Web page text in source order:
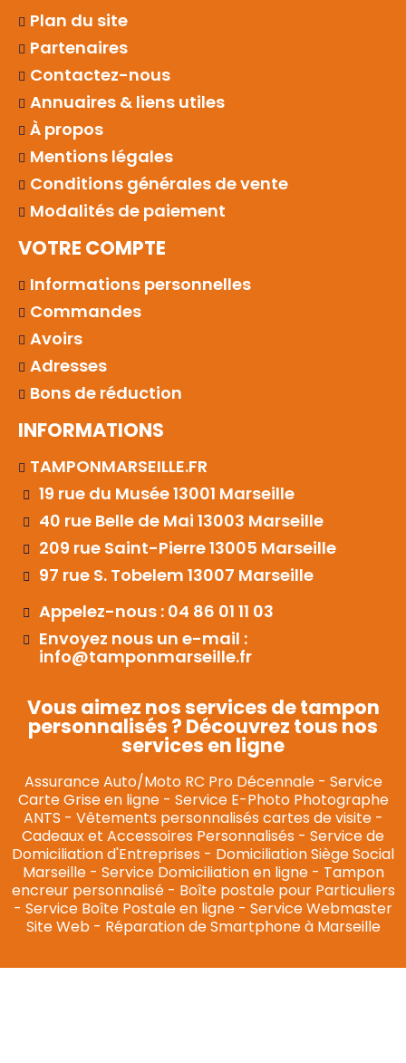
Plan du site
Partenaires
Contactez-nous
Annuaires & liens utiles
À propos
Mentions légales
Conditions générales de vente
Modalités de paiement
VOTRE COMPTE
Informations personnelles
Commandes
Avoirs
Adresses
Bons de réduction
INFORMATIONS
TAMPONMARSEILLE.FR
19 rue du Musée 13001 Marseille
40 rue Belle de Mai 13003 Marseille
209 rue Saint-Pierre 13005 Marseille
97 rue S. Tobelem 13007 Marseille
Appelez-nous : 04 86 01 11 03
Envoyez nous un e-mail :
info@tamponmarseille.fr
Vous aimez nos services de tampon
personnalisés ? Découvrez tous nos
services en ligne
Assurance Auto/Moto RC Pro Décennale- Service
Carte Grise en ligne- Service E-Photo Photographe
ANTS - Vêtements personnalisés cartes de visite-
Cadeaux et Accessoires Personnalisés - Service de
Domiciliation d'Entreprises - Domiciliation Siège Social
Marseille- Service Domiciliation en ligne- Tampon
encreur personnalisé- Boîte postale pour Particuliers
- Service Boîte Postale en ligne - Service Webmaster
Site Web- Réparation de Smartphone à Marseille